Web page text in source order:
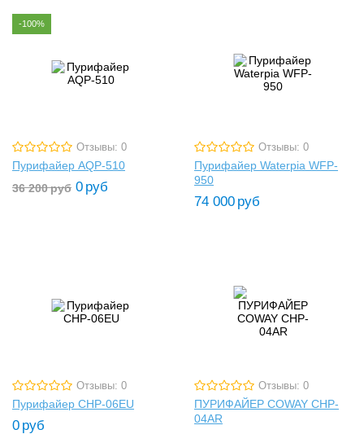
-100%
Отзывы: 0
Пурифайер AQP-510
36 200руб 0 руб
Отзывы: 0
Пурифайер Waterpia WFP-
950
74 000 руб
Отзывы: 0
Пурифайер CHP-06EU
0 руб
Отзывы: 0
ПУРИФАЙЕР COWAY CHP-
04AR